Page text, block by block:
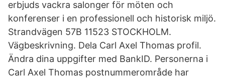
erbjuds vackra salonger för möten och
konferenser i en professionell och historisk miljö.
Strandvägen 57B 11523 STOCKHOLM.
Vägbeskrivning. Dela Carl Axel Thomas profil.
Ändra dina uppgifter med BankID. Personerna i
Carl Axel Thomas postnummerområde har